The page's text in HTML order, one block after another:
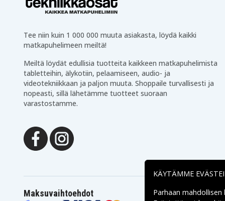
Tee niin kuin 1 000 000 muuta asiakasta, löydä kaikki
matkapuhelimeen meiltä!
Meiltä löydät edullisia tuotteita kaikkeen matkapuhelimista
tabletteihin, älykotiin, pelaamiseen, audio- ja
videotekniikkaan ja paljon muuta. Shoppaile turvallisesti ja
nopeasti, sillä lähetämme tuotteet suoraan
varastostamme.
Maksuvaihtoehdot
KÄYTÄMME
Parhaan